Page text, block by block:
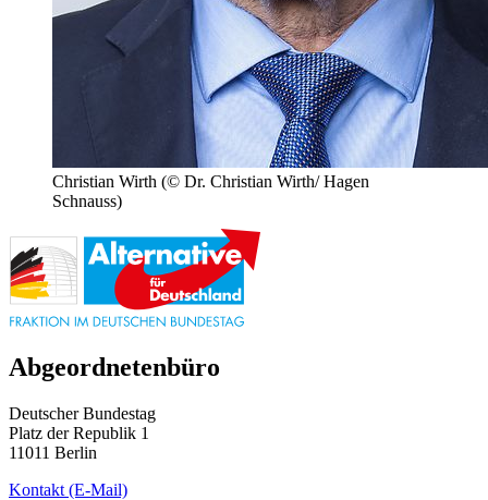
Christian Wirth (© Dr. Christian Wirth/ Hagen
Schnauss)
Abgeordnetenbüro
Deutscher Bundestag
Platz der Republik 1
11011 Berlin
Kontakt (E-Mail)